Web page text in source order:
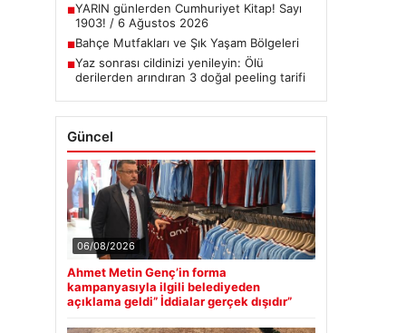
■YARIN günlerden Cumhuriyet Kitap! Sayı
1903! / 6 Ağustos 2026
■Bahçe Mutfakları ve Şık Yaşam Bölgeleri
■Yaz sonrası cildinizi yenileyin: Ölü
derilerden arındıran 3 doğal peeling tarifi
Güncel
06/08/2026
Ahmet Metin Genç’in forma
kampanyasıyla ilgili belediyeden
açıklama geldi” İddialar gerçek dışıdır”